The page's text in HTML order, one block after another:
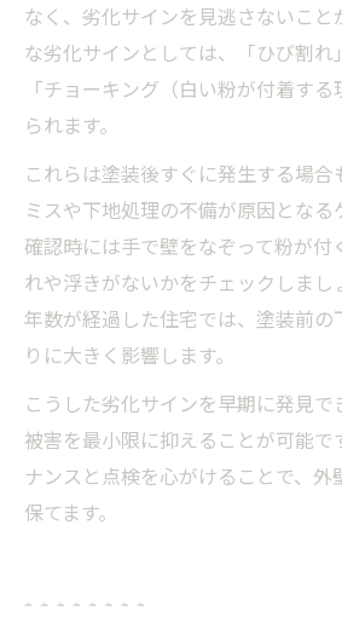
なく、劣化サインを見逃さないこと
な劣化サインとしては、「ひび割れ
「チョーキング（白い粉が付着す
られます。
これらは塗装後すぐに発生する場合
ミスや下地処理の不備が原因となる
確認時には手で壁をなぞって粉が付
れや浮きがないかをチェックしま
年数が経過した住宅では、塗装前の
りに大きく影響します。
こうした劣化サインを早期に発見
被害を最小限に抑えることが可能で
ナンスと点検を心がけることで、外
保てます。